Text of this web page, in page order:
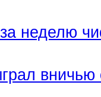
неделю